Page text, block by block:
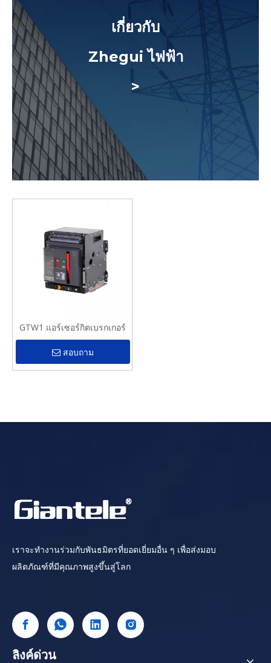
เกี่ยวกับ
Zhegui ไฟฟ้า
>
GTW1 แอร์เซอร์กิตเบรกเกอร์
สอบถาม
เราจะทำงานร่วมกับพันธมิตรที่ยอดเยี่ยมอื่น ๆ เพื่อส่งมอบ
ผลิตภัณฑ์ที่มีคุณภาพสูงขึ้นสู่โลก
ลิงค์ด่วน